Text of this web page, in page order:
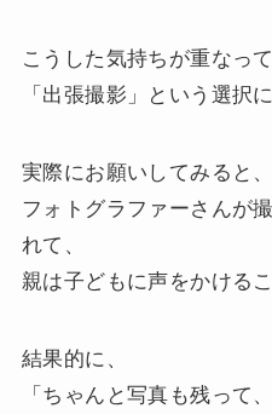
こうした気持ちが重なって
「出張撮影」という選択
実際にお願いしてみると、
フォトグラファーさんが
れて、
親は子どもに声をかける
結果的に、
「ちゃんと写真も残って